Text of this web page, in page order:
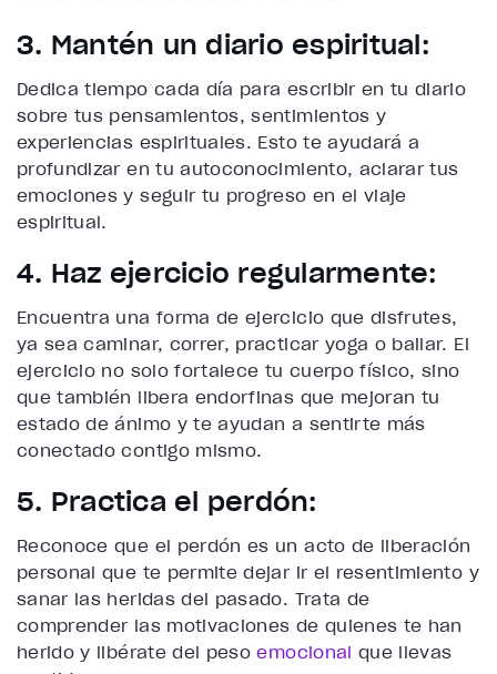
3. Mantén un diario espiritual:
Dedica tiempo cada día para escribir en tu diario
sobre tus pensamientos, sentimientos y
experiencias espirituales. Esto te ayudará a
profundizar en tu autoconocimiento, aclarar tus
emociones y seguir tu progreso en el viaje
espiritual.
4. Haz ejercicio regularmente:
Encuentra una forma de ejercicio que disfrutes,
ya sea caminar, correr, practicar yoga o bailar. El
ejercicio no solo fortalece tu cuerpo físico, sino
que también libera endorfinas que mejoran tu
estado de ánimo y te ayudan a sentirte más
conectado contigo mismo.
5. Practica el perdón:
Reconoce que el perdón es un acto de liberación
personal que te permite dejar ir el resentimiento y
sanar las heridas del pasado. Trata de
comprender las motivaciones de quienes te han
herido y libérate del pesoemocional que llevas